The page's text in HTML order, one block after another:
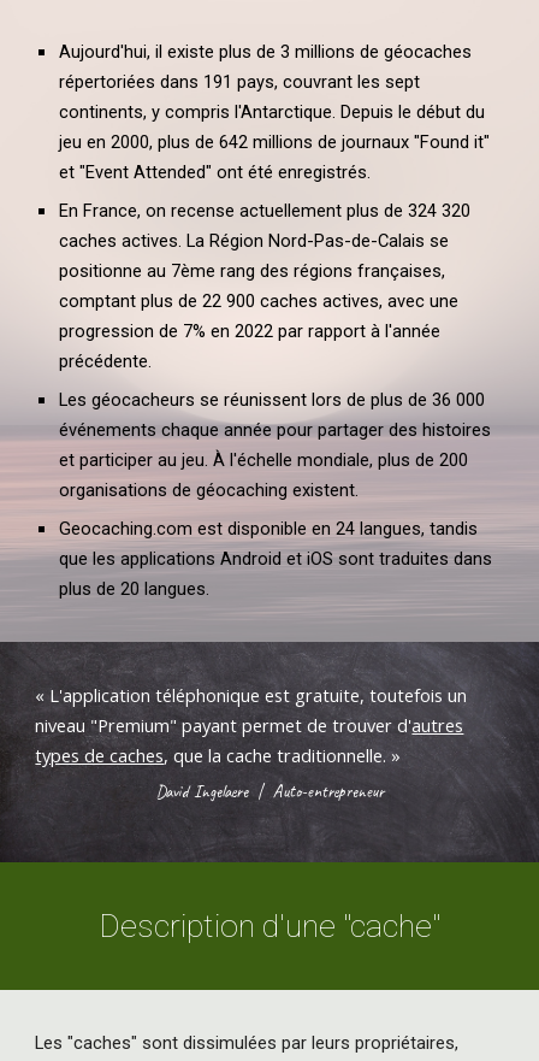
Aujourd'hui, il existe plus de 3 millions de géocaches
répertoriées dans 191 pays, couvrant les sept
continents, y compris l'Antarctique. Depuis le début du
jeu en 2000, plus de 642 millions de journaux "Found it"
et "Event Attended" ont été enregistrés.
En France, on recense actuellement plus de 324 320
caches actives. La Région Nord-Pas-de-Calais se
positionne au 7ème rang des régions françaises,
comptant plus de 22 900 caches actives, avec une
progression de 7% en 2022 par rapport à l'année
précédente.
Les géocacheurs se réunissent lors de plus de 36 000
événements chaque année pour partager des histoires
et participer au jeu. À l'échelle mondiale, plus de 200
organisations de géocaching existent.
Geocaching.com est disponible en 24 langues, tandis
que les applications Android et iOS sont traduites dans
plus de 20 langues.
« L'application téléphonique est gratuite, toutefois un
niveau "Premium" payant permet de trouver d'autres
types de caches, que la cache traditionnelle.»
David Ingelaere| Auto-entrepreneur
Description d'une "cache"
Les "caches" sont dissimulées par leurs propriétaires,